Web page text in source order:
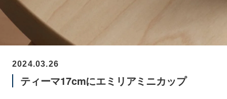
2024.03.26
ティーマ17cmにエミリアミニカップ